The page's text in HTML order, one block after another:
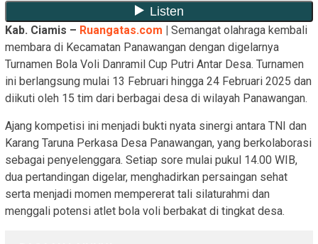
Kab. Ciamis – Ruangatas.com | Semangat olahraga kembali
membara di Kecamatan Panawangan dengan digelarnya
Turnamen Bola Voli Danramil Cup Putri Antar Desa. Turnamen
ini berlangsung mulai 13 Februari hingga 24 Februari 2025 dan
diikuti oleh 15 tim dari berbagai desa di wilayah Panawangan.
Ajang kompetisi ini menjadi bukti nyata sinergi antara TNI dan
Karang Taruna Perkasa Desa Panawangan, yang berkolaborasi
sebagai penyelenggara. Setiap sore mulai pukul 14.00 WIB,
dua pertandingan digelar, menghadirkan persaingan sehat
serta menjadi momen mempererat tali silaturahmi dan
menggali potensi atlet bola voli berbakat di tingkat desa.